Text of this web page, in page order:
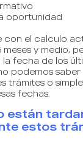
oportunidad
con el calculo
y medio,
fecha de los
podemos
trámites o
fechas.
están
estos